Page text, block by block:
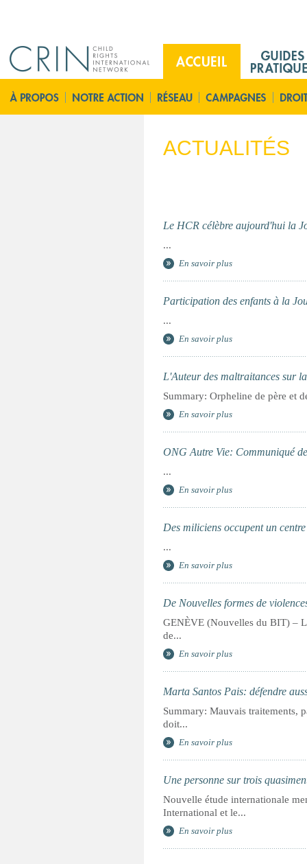
n
M
n
c
ACTUALITÉS
Le HCR célèbre aujourd'hui la
...
En savoir plus
Participation des enfants à la
...
En savoir plus
L'Auteur des maltraitances sur
Summary: Orpheline de père et
En savoir plus
ONG Autre Vie: Communiqué
...
En savoir plus
Des miliciens occupent un
...
En savoir plus
De Nouvelles formes de
GENÈVE (Nouvelles du BIT) –
de...
En savoir plus
Marta Santos Pais: défendre
Summary: Mauvais traitements,
doit...
En savoir plus
Une personne sur trois
Nouvelle étude internationale
International et le...
En savoir plus